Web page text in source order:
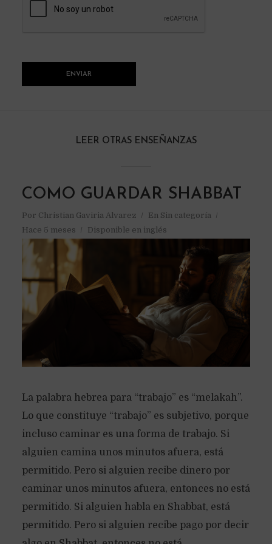
LEER OTRAS ENSEÑANZAS
COMO GUARDAR SHABBAT
Por Christian Gaviria Alvarez En Sin categoría
Hace 5 meses
Disponible en inglés
La palabra hebrea para “trabajo” es “melakah”.
Lo que constituye “trabajo” es subjetivo, porque
incluso caminar es una forma de trabajo. Si
alguien camina unos minutos afuera, está
permitido. Pero si alguien recibe dinero por
caminar unos minutos afuera, entonces no está
permitido. Si alguien habla en Shabbat, está
permitido. Pero si alguien recibe pago por decir